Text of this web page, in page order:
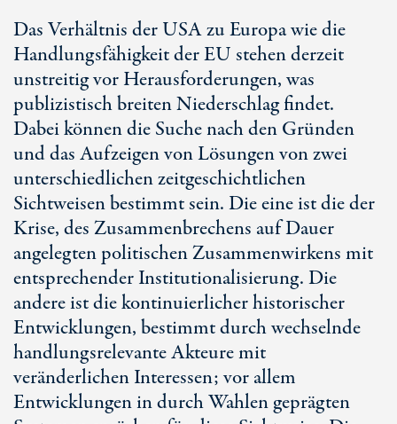
Das Verhältnis der USA zu Europa wie die
Handlungsfähigkeit der EU stehen derzeit
unstreitig vor Herausforderungen, was
publizistisch breiten Niederschlag findet.
Dabei können die Suche nach den Gründen
und das Aufzeigen von Lösungen von zwei
unterschiedlichen zeitgeschichtlichen
Sichtweisen bestimmt sein. Die eine ist die der
Krise, des Zusammenbrechens auf Dauer
angelegten politischen Zusammenwirkens mit
entsprechender Institutionalisierung. Die
andere ist die kontinuierlicher historischer
Entwicklungen, bestimmt durch wechselnde
handlungsrelevante Akteure mit
veränderlichen Interessen; vor allem
Entwicklungen in durch Wahlen geprägten